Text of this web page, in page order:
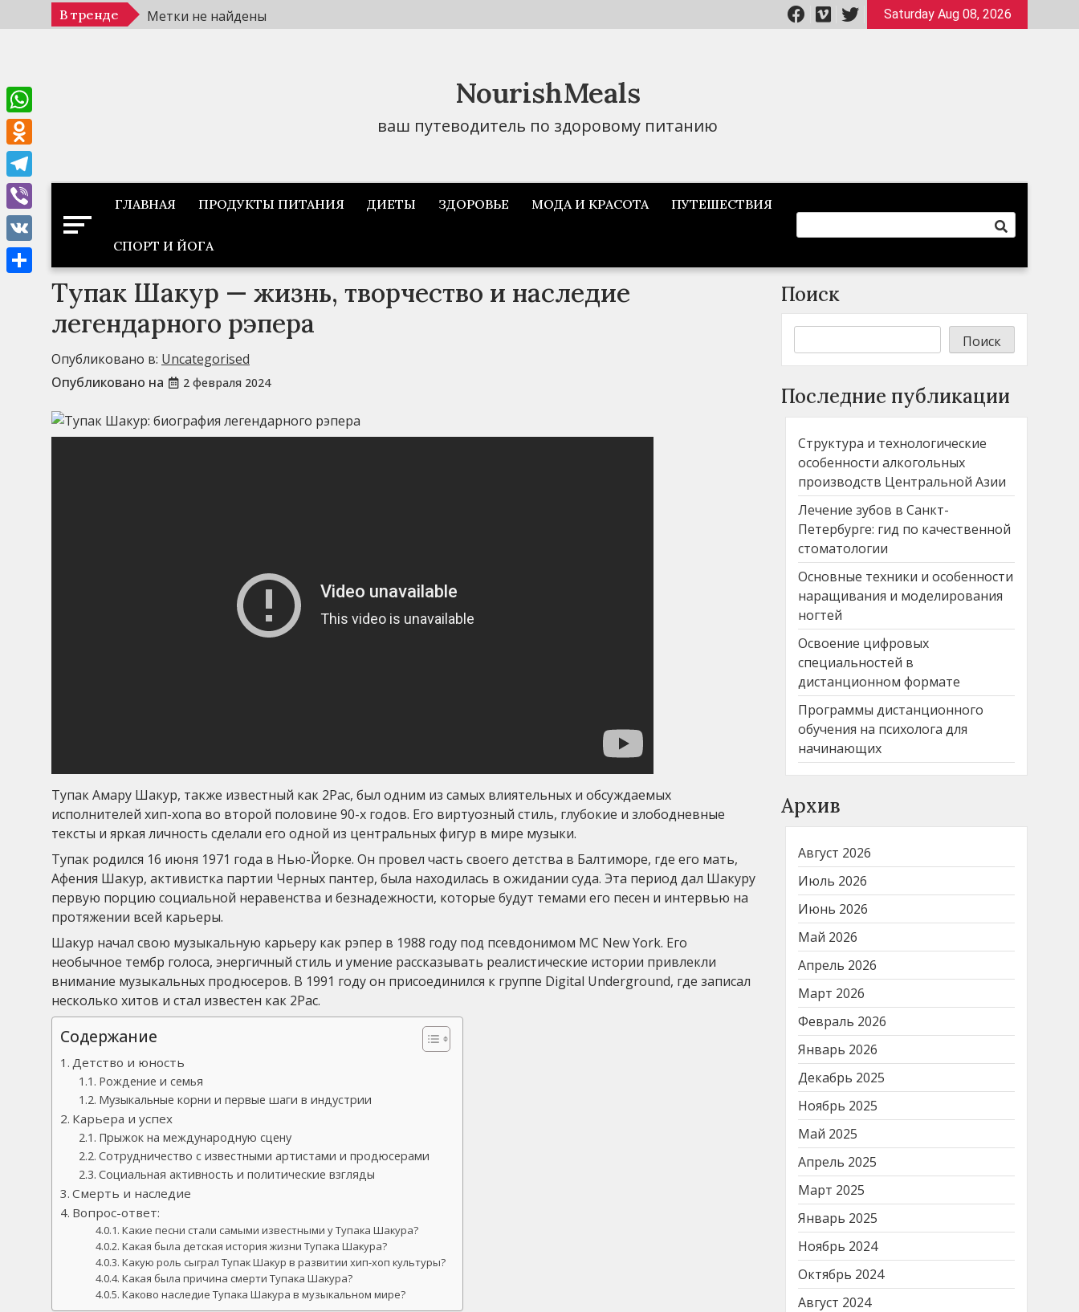
к
В тренде Метки не найдены Saturday Aug 08, 2026
NourishMeals
ваш путеводитель по здоровому питанию
ГЛАВНАЯ ПРОДУКТЫ ПИТАНИЯ ДИЕТЫ ЗДОРОВЬЕ МОДА И КРАСОТА ПУТЕШЕСТВИЯ
СПОРТ И ЙОГА
Тупак Шакур — жизнь, творчество и наследие
легендарного рэпера
Опубликовано в: Uncategorised
Опубликовано на
2 февраля 2024
Тупак Амару Шакур, также известный как 2Pac, был одним из самых влиятельных и обсуждаемых
исполнителей хип-хопа во второй половине 90-х годов. Его виртуозный стиль, глубокие и злободневные
тексты и яркая личность сделали его одной из центральных фигур в мире музыки.
Тупак родился 16 июня 1971 года в Нью-Йорке. Он провел часть своего детства в Балтиморе, где его мать,
Афения Шакур, активистка партии Черных пантер, была находилась в ожидании суда. Эта период дал Шакуру
первую порцию социальной неравенства и безнадежности, которые будут темами его песен и интервью на
протяжении всей карьеры.
Шакур начал свою музыкальную карьеру как рэпер в 1988 году под псевдонимом MC New York. Его
необычное тембр голоса, энергичный стиль и умение рассказывать реалистические истории привлекли
внимание музыкальных продюсеров. В 1991 году он присоединился к группе Digital Underground, где записал
несколько хитов и стал известен как 2Pac.
Содержание
Детство и юность
Рождение и семья
Музыкальные корни и первые шаги в индустрии
Карьера и успех
Прыжок на международную сцену
Сотрудничество с известными артистами и продюсерами
Социальная активность и политические взгляды
Смерть и наследие
Вопрос-ответ:
Какие песни стали самыми известными у Тупака Шакура?
Какая была детская история жизни Тупака Шакура?
Какую роль сыграл Тупак Шакур в развитии хип-хоп культуры?
Какая была причина смерти Тупака Шакура?
Каково наследие Тупака Шакура в музыкальном мире?
Поиск
Поиск
Последние публикации
Структура и технологические
особенности алкогольных
производств Центральной Азии
Лечение зубов в Санкт-
Петербурге: гид по качественной
стоматологии
Основные техники и особенности
наращивания и моделирования
ногтей
Освоение цифровых
специальностей в
дистанционном формате
Программы дистанционного
обучения на психолога для
начинающих
Архив
Август 2026
Июль 2026
Июнь 2026
Май 2026
Апрель 2026
Март 2026
Февраль 2026
Январь 2026
Декабрь 2025
Ноябрь 2025
Май 2025
Апрель 2025
Март 2025
Январь 2025
Ноябрь 2024
Октябрь 2024
Август 2024
WhatsApp
Odnoklassniki
Telegram
Viber
VK
Отправить